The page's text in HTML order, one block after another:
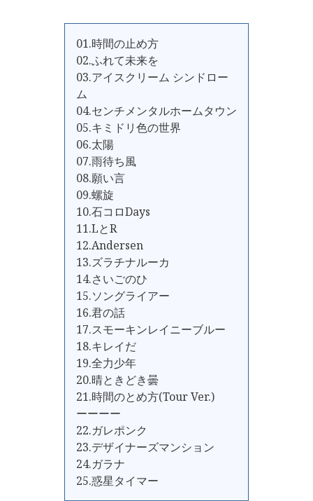
01.時間の止め方
02.ふれて未来を
03.アイスクリーム シンドロー
ム
04.センチメンタルホームタウン
05.キミドリ色の世界
06.太陽
07.雨待ち風
08.願い言
09.螺旋
10.石コロDays
11.LとR
12.Andersen
13.ズラチナルーカ
14.さいごのひ
15.ソングライアー
16.君の話
17.スモーキンレイニーブルー
18.キレイだ
19.全力少年
20.晴ときどき曇
21.時間のとめ方(Tour Ver.)
ーーーー
22.ガレポンク
23.デザイナーズマンション
24.ガラナ
25.惑星タイマー